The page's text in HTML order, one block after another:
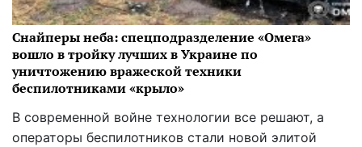
Снайперы неба: спецподразделение «Омега»
вошло в тройку лучших в Украине по
уничтожению вражеской техники
беспилотниками «крыло»
В современной войне технологии все решают, а
операторы беспилотников стали новой элитой